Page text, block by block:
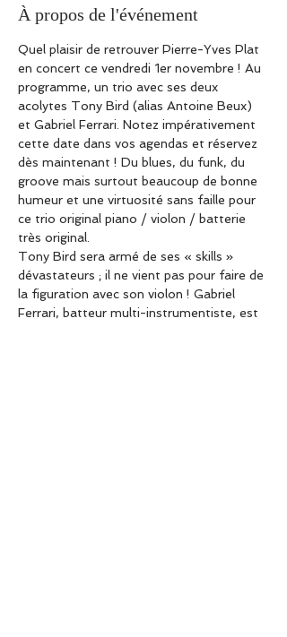
À propos de l'événement
Quel plaisir de retrouver Pierre-Yves Plat
en concert ce vendredi 1er novembre ! Au
programme, un trio avec ses deux
acolytes Tony Bird (alias Antoine Beux)
et Gabriel Ferrari. Notez impérativement
cette date dans vos agendas et réservez
dès maintenant ! Du blues, du funk, du
groove mais surtout beaucoup de bonne
humeur et une virtuosité sans faille pour
ce trio original piano / violon / batterie
très original.
Tony Bird sera armé de ses « skills »
dévastateurs ; il ne vient pas pour faire de
la figuration avec son violon ! Gabriel
Ferrari, batteur multi-instrumentiste, est